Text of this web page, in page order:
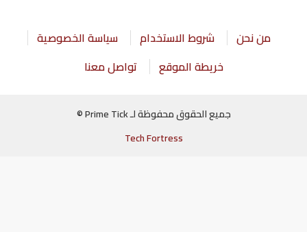
من نحن شروط الاستخدام
سياسة الخصوصية
خريطة الموقع
تواصل معنا
جميع الحقوق محفوظة لـ Prime Tick ©
Tech Fortress